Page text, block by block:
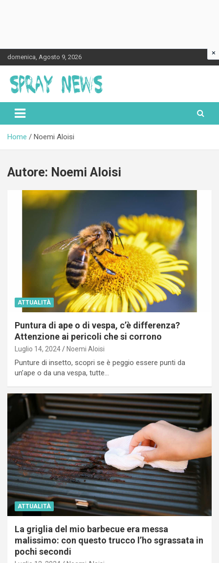
Skip
to
content
domenica, Agosto 9, 2026
Spraynews.it
Home Noemi Aloisi
Autore: Noemi Aloisi
ATTUALITÀ
Puntura di ape o di vespa, c’è differenza?
Attenzione ai pericoli che si corrono
Luglio 14, 2024 Noemi Aloisi
Punture di insetto, scopri se è peggio essere punti da
un’ape o da una vespa, tutte…
ATTUALITÀ
La griglia del mio barbecue era messa
malissimo: con questo trucco l’ho sgrassata in
pochi secondi
×